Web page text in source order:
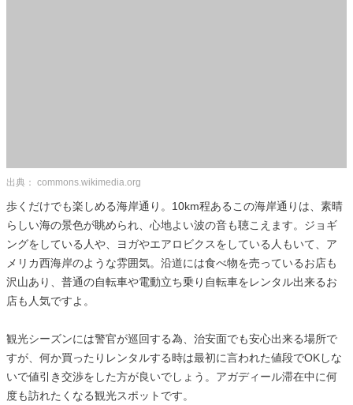
出典： commons.wikimedia.org
歩くだけでも楽しめる海岸通り。10km程あるこの海岸通りは、素晴
らしい海の景色が眺められ、心地よい波の音も聴こえます。ジョギ
ングをしている人や、ヨガやエアロビクスをしている人もいて、ア
メリカ西海岸のような雰囲気。沿道には食べ物を売っているお店も
沢山あり、普通の自転車や電動立ち乗り自転車をレンタル出来るお
店も人気ですよ。
観光シーズンには警官が巡回する為、治安面でも安心出来る場所で
すが、何か買ったりレンタルする時は最初に言われた値段でOKしな
いで値引き交渉をした方が良いでしょう。アガディール滞在中に何
度も訪れたくなる観光スポットです。